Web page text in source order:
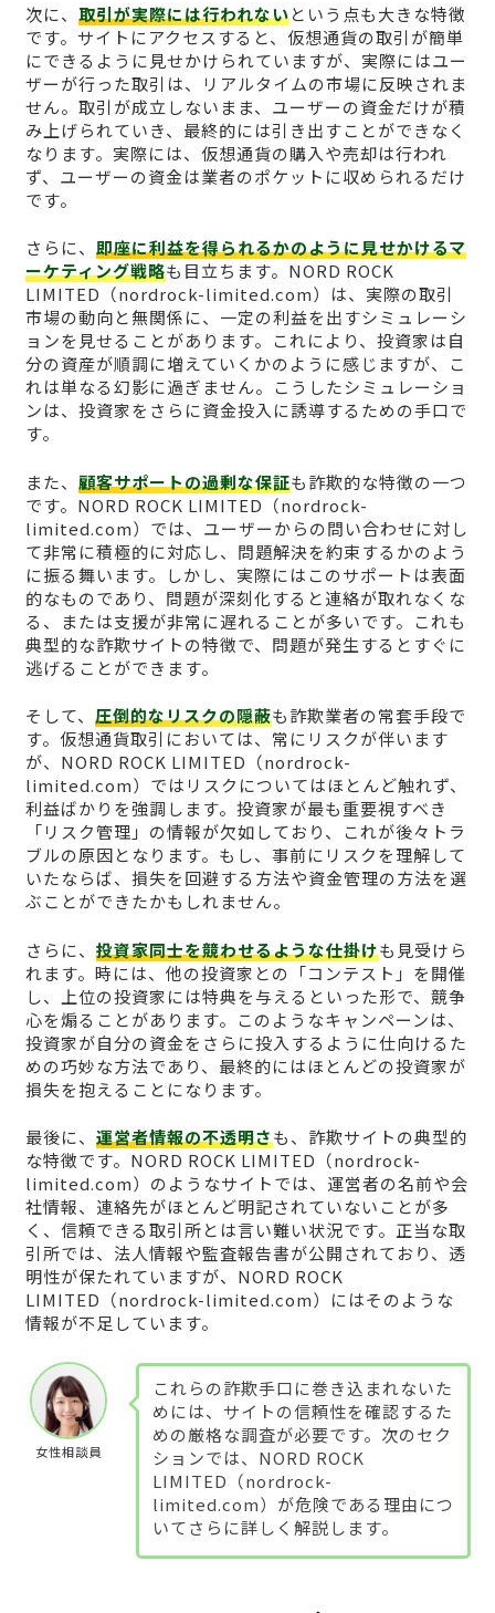
次に、 取引が実際には行われないという点も大きな特徴
です。サイトにアクセスすると、仮想通貨の取引が簡単
にできるように見せかけられていますが、実際にはユー
ザーが行った取引は、リアルタイムの市場に反映されま
せん。取引が成立しないまま、ユーザーの資金だけが積
み上げられていき、最終的には引き出すことができなく
なります。実際には、仮想通貨の購入や売却は行われ
ず、ユーザーの資金は業者のポケットに収められるだけ
です。
さらに、 即座に利益を得られるかのように見せかけるマ
ーケティング戦略も目立ちます。NORD ROCK
LIMITED（nordrock-limited.com）は、実際の取引
市場の動向と無関係に、一定の利益を出すシミュレーシ
ョンを見せることがあります。これにより、投資家は自
分の資産が順調に増えていくかのように感じますが、こ
れは単なる幻影に過ぎません。こうしたシミュレーショ
ンは、投資家をさらに資金投入に誘導するための手口で
す。
また、 顧客サポートの過剰な保証も詐欺的な特徴の一つ
です。NORD ROCK LIMITED（nordrock-
limited.com）では、ユーザーからの問い合わせに対し
て非常に積極的に対応し、問題解決を約束するかのよう
に振る舞います。しかし、実際にはこのサポートは表面
的なものであり、問題が深刻化すると連絡が取れなくな
る、または支援が非常に遅れることが多いです。これも
典型的な詐欺サイトの特徴で、問題が発生するとすぐに
逃げることができます。
そして、 圧倒的なリスクの隠蔽も詐欺業者の常套手段で
す。仮想通貨取引においては、常にリスクが伴います
が、NORD ROCK LIMITED（nordrock-
limited.com）ではリスクについてはほとんど触れず、
利益ばかりを強調します。投資家が最も重要視すべき
「リスク管理」の情報が欠如しており、これが後々トラ
ブルの原因となります。もし、事前にリスクを理解して
いたならば、損失を回避する方法や資金管理の方法を選
ぶことができたかもしれません。
さらに、 投資家同士を競わせるような仕掛けも見受けら
れます。時には、他の投資家との「コンテスト」を開催
し、上位の投資家には特典を与えるといった形で、競争
心を煽ることがあります。このようなキャンペーンは、
投資家が自分の資金をさらに投入するように仕向けるた
めの巧妙な方法であり、最終的にはほとんどの投資家が
損失を抱えることになります。
最後に、 運営者情報の不透明さも、詐欺サイトの典型的
な特徴です。NORD ROCK LIMITED（nordrock-
limited.com）のようなサイトでは、運営者の名前や会
社情報、連絡先がほとんど明記されていないことが多
く、信頼できる取引所とは言い難い状況です。正当な取
引所では、法人情報や監査報告書が公開されており、透
明性が保たれていますが、NORD ROCK
LIMITED（nordrock-limited.com）にはそのような
情報が不足しています。
女性相談員
これらの詐欺手口に巻き込まれないた
めには、サイトの信頼性を確認するた
めの厳格な調査が必要です。次のセク
ションでは、NORD ROCK
LIMITED（nordrock-
limited.com）が危険である理由につ
いてさらに詳しく解説します。